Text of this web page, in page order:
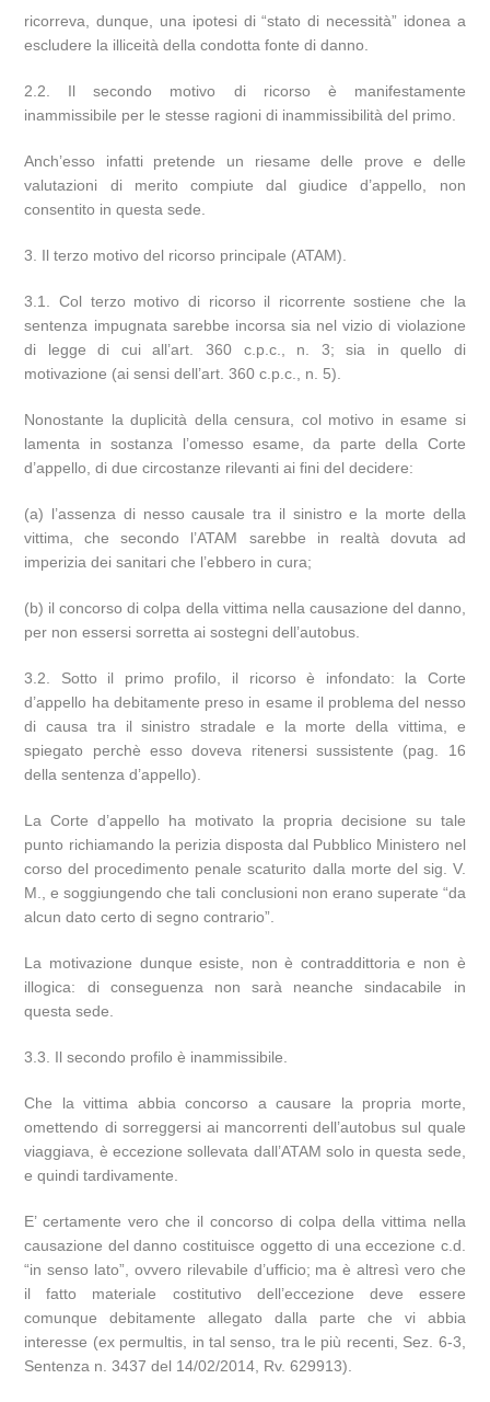
ricorreva, dunque, una ipotesi di “stato di necessità” idonea a
escludere la illiceità della condotta fonte di danno.
2.2. Il secondo motivo di ricorso è manifestamente
inammissibile per le stesse ragioni di inammissibilità del primo.
Anch’esso infatti pretende un riesame delle prove e delle
valutazioni di merito compiute dal giudice d’appello, non
consentito in questa sede.
3. Il terzo motivo del ricorso principale (ATAM).
3.1. Col terzo motivo di ricorso il ricorrente sostiene che la
sentenza impugnata sarebbe incorsa sia nel vizio di violazione
di legge di cui all’art. 360 c.p.c., n. 3; sia in quello di
motivazione (ai sensi dell’art. 360 c.p.c., n. 5).
Nonostante la duplicità della censura, col motivo in esame si
lamenta in sostanza l’omesso esame, da parte della Corte
d’appello, di due circostanze rilevanti ai fini del decidere:
(a) l’assenza di nesso causale tra il sinistro e la morte della
vittima, che secondo l’ATAM sarebbe in realtà dovuta ad
imperizia dei sanitari che l’ebbero in cura;
(b) il concorso di colpa della vittima nella causazione del danno,
per non essersi sorretta ai sostegni dell’autobus.
3.2. Sotto il primo profilo, il ricorso è infondato: la Corte
d’appello ha debitamente preso in esame il problema del nesso
di causa tra il sinistro stradale e la morte della vittima, e
spiegato perchè esso doveva ritenersi sussistente (pag. 16
della sentenza d’appello).
La Corte d’appello ha motivato la propria decisione su tale
punto richiamando la perizia disposta dal Pubblico Ministero nel
corso del procedimento penale scaturito dalla morte del sig. V.
M., e soggiungendo che tali conclusioni non erano superate “da
alcun dato certo di segno contrario”.
La motivazione dunque esiste, non è contraddittoria e non è
illogica: di conseguenza non sarà neanche sindacabile in
questa sede.
3.3. Il secondo profilo è inammissibile.
Che la vittima abbia concorso a causare la propria morte,
omettendo di sorreggersi ai mancorrenti dell’autobus sul quale
viaggiava, è eccezione sollevata dall’ATAM solo in questa sede,
e quindi tardivamente.
E’ certamente vero che il concorso di colpa della vittima nella
causazione del danno costituisce oggetto di una eccezione c.d.
“in senso lato”, ovvero rilevabile d’ufficio; ma è altresì vero che
il fatto materiale costitutivo dell’eccezione deve essere
comunque debitamente allegato dalla parte che vi abbia
interesse (ex permultis, in tal senso, tra le più recenti, Sez. 6-3,
Sentenza n. 3437 del 14/02/2014, Rv. 629913).